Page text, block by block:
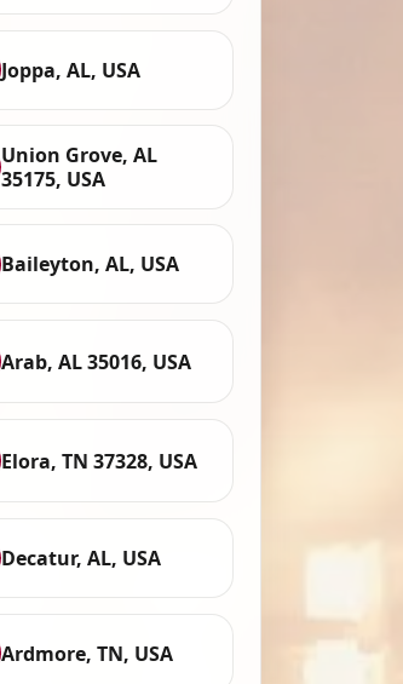
Joppa, AL, USA
Union Grove, AL
35175, USA
Baileyton, AL, USA
Arab, AL 35016, USA
Elora, TN 37328, USA
Decatur, AL, USA
Ardmore, TN, USA